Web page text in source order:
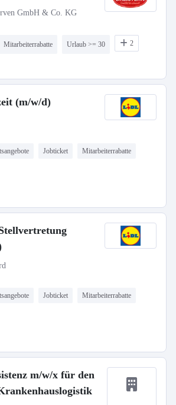
GmbH & Co. KG
Mitarbeiterrabatte Urlaub >= 30 2
(m/w/d)
Jobticket Mitarbeiterrabatte
Jobticket Mitarbeiterrabatte
m/w/x für den